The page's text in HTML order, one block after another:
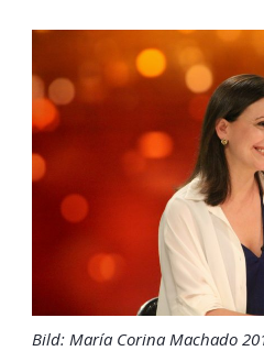
Bild: María Corina Machado